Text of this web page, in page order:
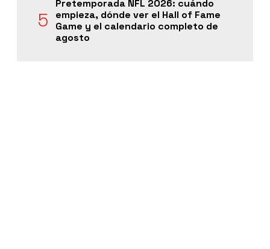
Pretemporada NFL 2026: cuándo
empieza, dónde ver el Hall of Fame
Game y el calendario completo de
agosto